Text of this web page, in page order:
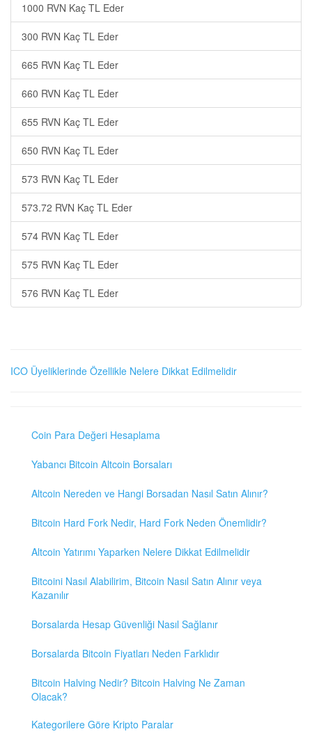
1000 RVN Kaç TL Eder
300 RVN Kaç TL Eder
665 RVN Kaç TL Eder
660 RVN Kaç TL Eder
655 RVN Kaç TL Eder
650 RVN Kaç TL Eder
573 RVN Kaç TL Eder
573.72 RVN Kaç TL Eder
574 RVN Kaç TL Eder
575 RVN Kaç TL Eder
576 RVN Kaç TL Eder
ICO Üyeliklerinde Özellikle Nelere Dikkat Edilmelidir
Coin Para Değeri Hesaplama
Yabancı Bitcoin Altcoin Borsaları
Altcoin Nereden ve Hangi Borsadan Nasıl Satın Alınır?
Bitcoin Hard Fork Nedir, Hard Fork Neden Önemlidir?
Altcoin Yatırımı Yaparken Nelere Dikkat Edilmelidir
Bitcoini Nasıl Alabilirim, Bitcoin Nasıl Satın Alınır veya
Kazanılır
Borsalarda Hesap Güvenliği Nasıl Sağlanır
Borsalarda Bitcoin Fiyatları Neden Farklıdır
Bitcoin Halving Nedir? Bitcoin Halving Ne Zaman
Olacak?
Kategorilere Göre Kripto Paralar